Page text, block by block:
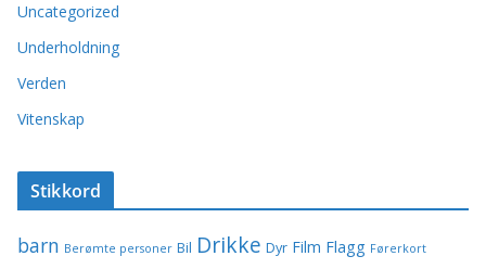
Uncategorized
Underholdning
Verden
Vitenskap
Stikkord
barn Berømte personer Bil Drikke Dyr Film Flagg Førerkort